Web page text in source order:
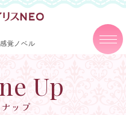
覚ノベル
Up
ップ